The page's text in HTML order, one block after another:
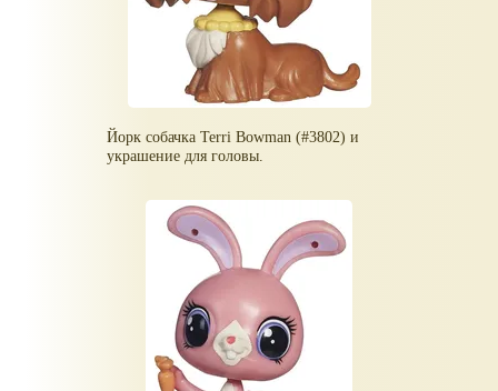
Йорк собачка Terri Bowman (#3802) и
украшение для головы.